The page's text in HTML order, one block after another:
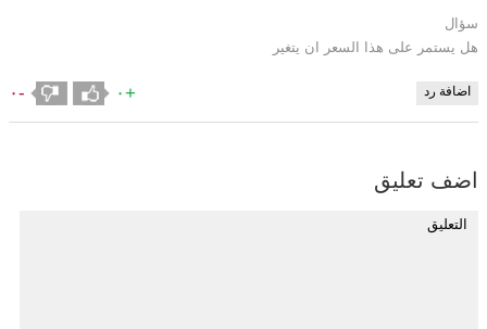
سؤال
هل يستمر على هذا السعر ان يتغير
اضافة رد +٠ -٠
اضف تعليق